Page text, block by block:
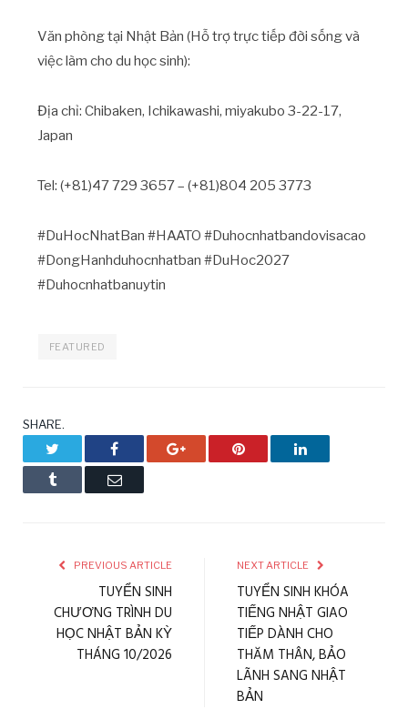
Văn phòng tại Nhật Bản (Hỗ trợ trực tiếp đời sống và
việc làm cho du học sinh):
Địa chỉ: Chibaken, Ichikawashi, miyakubo 3-22-17,
Japan
Tel: (+81)47 729 3657 – (+81)804 205 3773
#DuHocNhatBan #HAATO #Duhocnhatbandovisacao
#DongHanhduhocnhatban #DuHoc2027
#Duhocnhatbanuytin
FEATURED
SHARE.
Facebook Google+ Pinterest LinkedIn
Tumblr Email
PREVIOUS ARTICLE
TUYỂN SINH
CHƯƠNG TRÌNH DU
HỌC NHẬT BẢN KỲ
THÁNG 10/2026
NEXT ARTICLE
TUYỂN SINH KHÓA
TIẾNG NHẬT GIAO
TIẾP DÀNH CHO
THĂM THÂN, BẢO
LÃNH SANG NHẬT
BẢN